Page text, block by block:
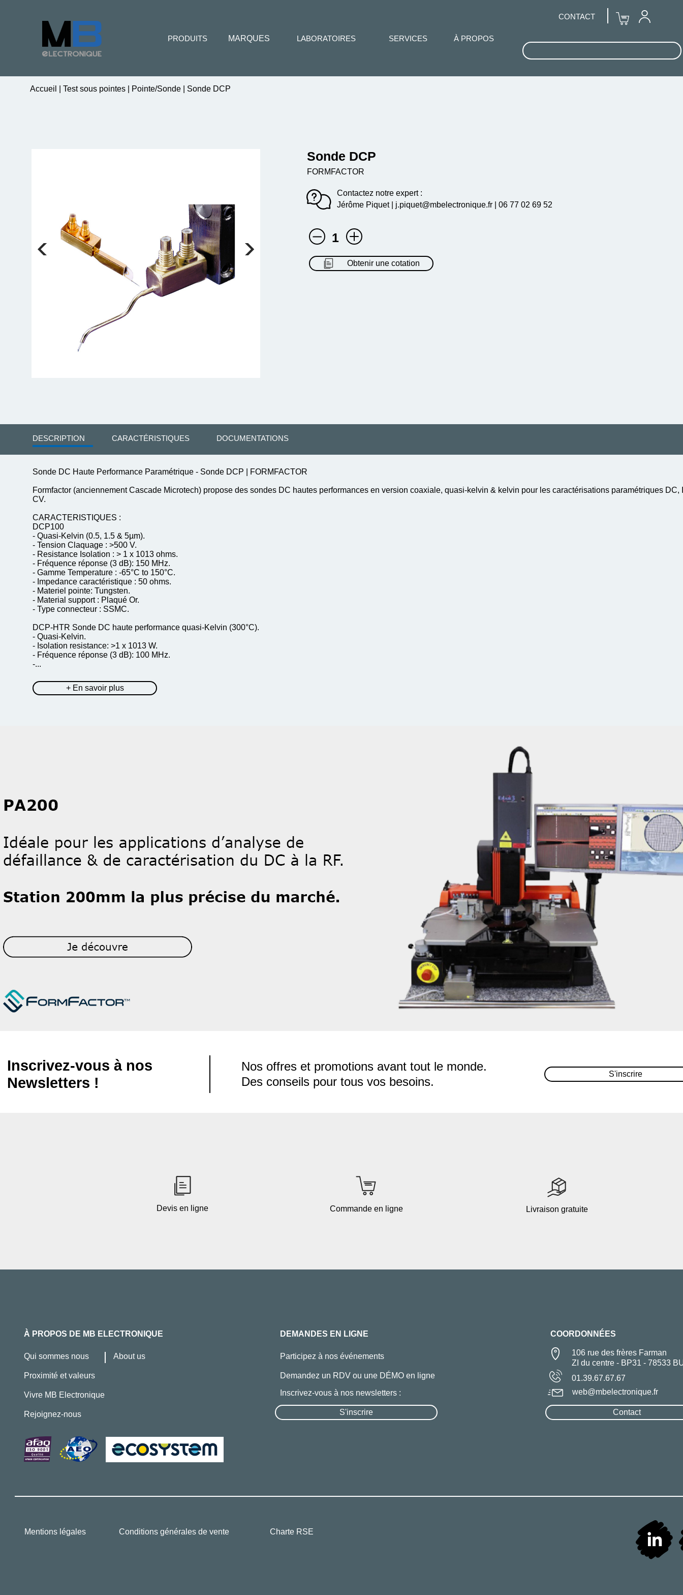
Accueil Test sous pointes Pointe/Sonde Sonde DCP
Sonde DCP
FORMFACTOR
Contactez notre expert :
Jérôme Piquet | j.piquet@mbelectronique.fr | 06 77 02 69 52
1
Obtenir une cotation
DESCRIPTION CARACTÉRISTIQUES DOCUMENTATIONS
Sonde DC Haute Performance Paramétrique - Sonde DCP | FORMFACTOR
Formfactor (anciennement Cascade Microtech) propose des sondes DC hautes performances en version coaxiale, quasi-kelvin & kelvin pour les caractérisations paramétriques DC,
CV.
CARACTERISTIQUES :
DCP100
- Quasi-Kelvin (0.5, 1.5 & 5µm).
- Tension Claquage : >500 V.
- Resistance Isolation : > 1 x 1013 ohms.
- Fréquence réponse (3 dB): 150 MHz.
- Gamme Temperature : -65°C to 150°C.
- Impedance caractéristique : 50 ohms.
- Materiel pointe: Tungsten.
- Material support : Plaqué Or.
- Type connecteur : SSMC.
DCP-HTR Sonde DC haute performance quasi-Kelvin (300°C).
- Quasi-Kelvin.
- Isolation resistance: >1 x 1013 W.
- Fréquence réponse (3 dB): 100 MHz.
-...
+ En savoir plus
Inscrivez-vous à nos
Newsletters !
Nos offres et promotions avant tout le monde.
Des conseils pour tous vos besoins.
S'inscrire
Devis en ligne Commande en ligne Livraison gratuite
À PROPOS DE MB ELECTRONIQUE DEMANDES EN LIGNE COORDONNÉES
Qui sommes nous About us Participez à nos événements
106 rue des frères Farman
ZI du centre - BP31 - 78533
Proximité et valeurs
Demandez un RDV ou une DÉMO en ligne
01.39.67.67.67
Vivre MB Electronique
Inscrivez-vous à nos newsletters :
Rejoignez-nous
Mentions légales Conditions générales de vente Charte RSE
Contact
web@mbelectronique.fr
S'inscrire
CONTACT
PRODUITS MARQUES LABORATOIRES SERVICES À PROPOS